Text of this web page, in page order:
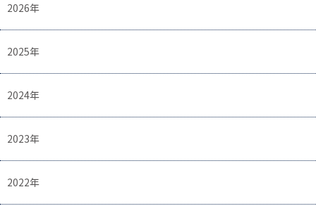
2026年
2025年
2024年
2023年
2022年